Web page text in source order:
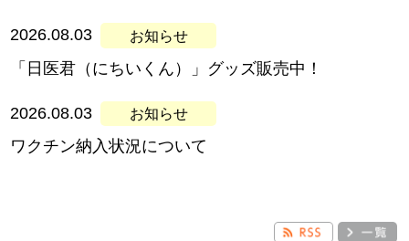
2026.08.03
「日医君（にちいくん）」グッズ販売中！
2026.08.03
ワクチン納入状況について